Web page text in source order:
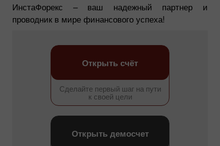
ИнстаФорекс – ваш надежный партнер и
проводник в мире финансового успеха!
Сделайте первый шаг на пути
к своей цели
Открыть счёт
Открыть демосчет